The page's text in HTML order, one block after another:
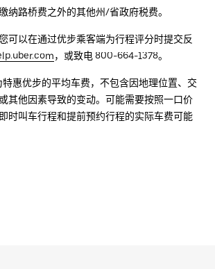
纳路桥费之外的其他州/省政府税费。
可以在通过优步乘客端为行程评分时提交反
，或致电 800-664-1378。
惠优步的平均车费，不包含因地理位置、交
其他因素导致的变动。可能需要按照一口价
时叫车行程和提前预约行程的实际车费可能